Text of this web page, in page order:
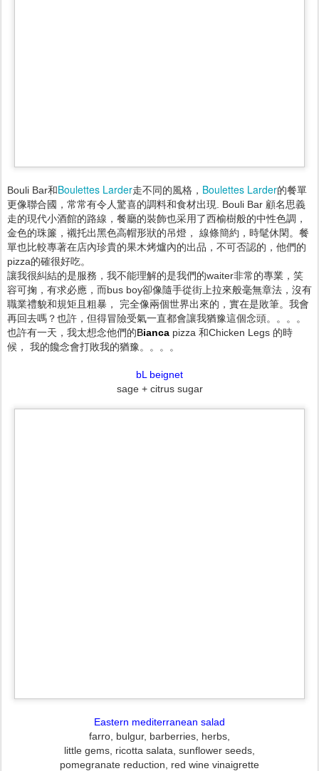
Bouli Bar和Boulettes Larder走不同的風格， Boulettes Larder的餐單
更像聯合國，常常有令人驚喜的調料和食材出現. Bouli Bar 顧名思義
走的現代小酒館的路線，餐廳的裝飾也采用了西榆樹般的中性色調，
金色的珠簾，襯托出黑色高帽形狀的吊燈， 線條簡約，時髦休閑。餐
單也比較專著在店內珍貴的果木烤爐內的出品，不可否認的，他們的
pizza的確很好吃。
讓我很糾結的是服務，我不能理解的是我們的waiter非常的專業，笑
容可掬，有求必應，而bus boy卻像隨手從街上拉來般毫無章法，沒有
職業禮貌和規矩且粗暴， 完全像兩個世界出來的，實在是敗筆。我會
再回去嗎？也許，但得冒險受氣一直都會讓我猶豫這個念頭。。。。
也許有一天，我太想念他們的Bianca pizza 和Chicken Legs 的時
候， 我的饞念會打敗我的猶豫。。。。
bL beignet
sage + citrus sugar
Eastern mediterranean salad
farro, bulgur, barberries, herbs,
little gems, ricotta salata, sunflower seeds,
pomegranate reduction, red wine vinaigrette